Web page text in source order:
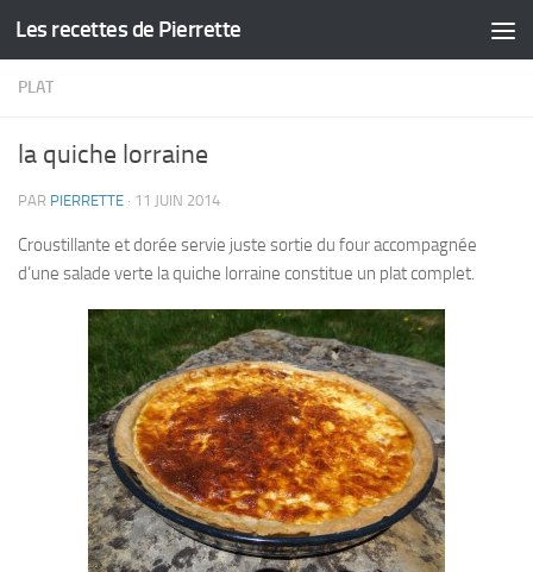
Skip to content
Les recettes de Pierrette
PLAT
la quiche lorraine
PAR PIERRETTE · 11 JUIN 2014
Croustillante et dorée servie juste sortie du four accompagnée
d’une salade verte la quiche lorraine constitue un plat complet.